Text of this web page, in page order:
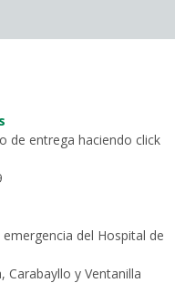
de entrega haciendo click
del Hospital de
Carabayllo y Ventanilla